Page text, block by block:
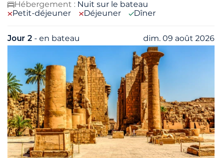
Hébergement : Nuit sur le bateau
Petit-déjeuner
Déjeuner Dîner
Jour 2 - en bateau dim. 09 août 2026